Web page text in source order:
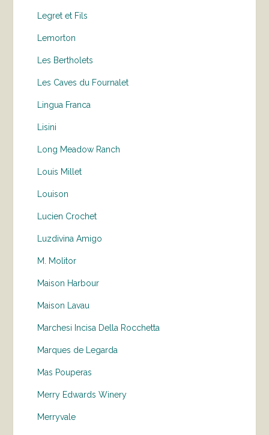
Legret et Fils
Lemorton
Les Bertholets
Les Caves du Fournalet
Lingua Franca
Lisini
Long Meadow Ranch
Louis Millet
Louison
Lucien Crochet
Luzdivina Amigo
M. Molitor
Maison Harbour
Maison Lavau
Marchesi Incisa Della Rocchetta
Marques de Legarda
Mas Pouperas
Merry Edwards Winery
Merryvale